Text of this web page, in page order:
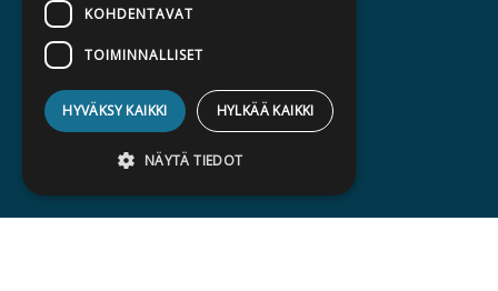
LASKUTUSOSOITTEET
SILTALA.FI
E-JA ÄÄNIKIRJAT
ENNAKKOTILATTAVAT
KOHDENTAVAT
TOIMINNALLISET
HYVÄKSY KAIKKI HYLKÄÄ KAIKKI
NÄYTÄ TIEDOT